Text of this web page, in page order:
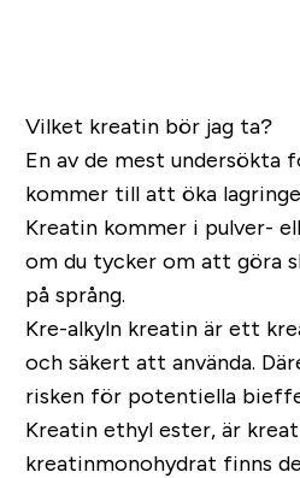
Vilket kreatin bör jag ta?
En av de mest undersökta
kommer till att öka
Kreatin kommer i pulver-
om du tycker om att göra
på språng.
Kre-alkyln kreatin är ett
och säkert att använda.
risken för potentiella
Kreatin ethyl ester, är
kreatinmonohydrat finns